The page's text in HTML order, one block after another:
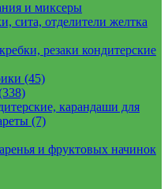
и миксеры
сита, отделители желтка
резаки кондитерские
(45)
карандаши для
(7)
и фруктовых начинок